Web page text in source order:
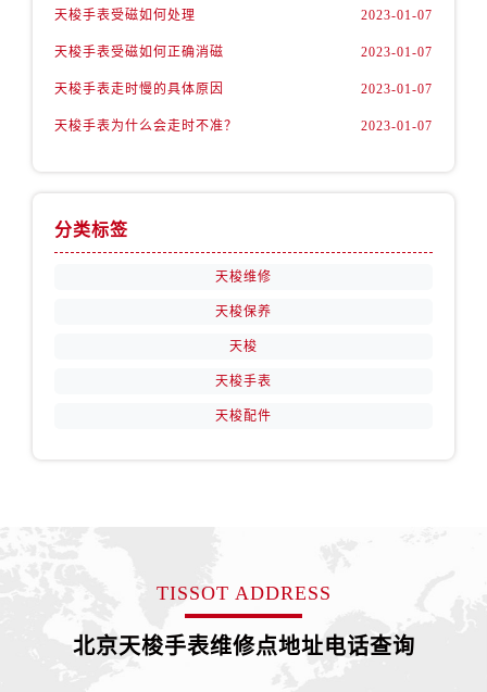
天梭手表受磁如何处理 2023-01-07
天梭手表受磁如何正确消磁 2023-01-07
天梭手表走时慢的具体原因 2023-01-07
天梭手表为什么会走时不准？ 2023-01-07
分类标签
天梭维修
天梭保养
天梭
天梭手表
天梭配件
TISSOT ADDRESS
北京天梭手表维修点地址电话查询